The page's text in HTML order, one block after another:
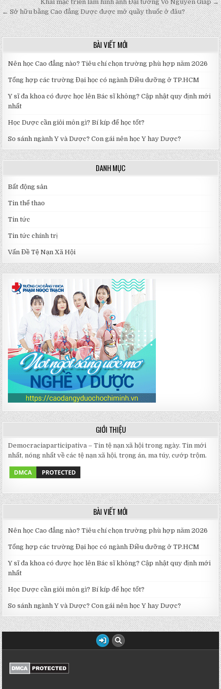
hướng
bài
Khai mạc triển lãm hình ảnh Đại tướng Võ Nguyên Giáp →
← Sở hữu bằng Cao đẳng Dược được mở quầy thuốc ở đâu?
BÀI VIẾT MỚI
Nên học Cao đẳng nào? Tiêu chí chọn trường phù hợp năm 2026
Tổng hợp các trường Đại học có ngành Điều dưỡng ở TP.HCM
Y sĩ đa khoa có được học lên Bác sĩ không? Cập nhật quy định mới
nhất
Học Dược cần giỏi môn gì? Bí kíp để học tốt?
So sánh ngành Y và Dược? Con gái nên học Y hay Dược?
DANH MỤC
Bất động sản
Tin thể thao
Tin tức
Tin tức chính trị
Vấn Đề Tệ Nạn Xã Hội
GIỚI THIỆU
Democraciaparticipativa – Tin tệ nạn xã hội trong ngày. Tin mới
nhất, nóng nhất về các tệ nạn xã hội, trọng án, ma túy, cướp trộm.
BÀI VIẾT MỚI
Nên học Cao đẳng nào? Tiêu chí chọn trường phù hợp năm 2026
Tổng hợp các trường Đại học có ngành Điều dưỡng ở TP.HCM
Y sĩ đa khoa có được học lên Bác sĩ không? Cập nhật quy định mới
nhất
Học Dược cần giỏi môn gì? Bí kíp để học tốt?
So sánh ngành Y và Dược? Con gái nên học Y hay Dược?